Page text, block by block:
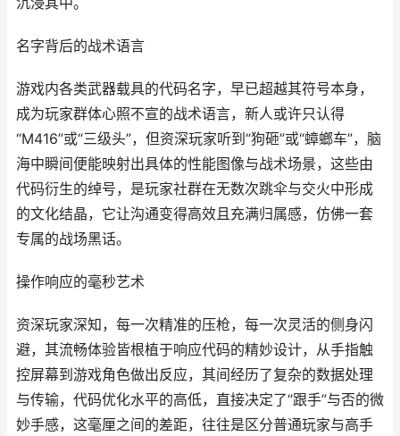
名字背后的战术语言
游戏内各类武器载具的代码名字，早已超越其符号本身，
成为玩家群体心照不宣的战术语言，新人或许只认得
“M416”或“三级头”，但资深玩家听到“狗砸”或“蟑螂车”，脑
海中瞬间便能映射出具体的性能图像与战术场景，这些由
代码衍生的绰号，是玩家社群在无数次跳伞与交火中形成
的文化结晶，它让沟通变得高效且充满归属感，仿佛一套
专属的战场黑话。
操作响应的毫秒艺术
资深玩家深知，每一次精准的压枪，每一次灵活的侧身闪
避，其流畅体验皆根植于响应代码的精妙设计，从手指触
控屏幕到游戏角色做出反应，其间经历了复杂的数据处理
与传输，代码优化水平的高低，直接决定了“跟手”与否的微
妙手感，这毫厘之间的差距，往往是区分普通玩家与高手